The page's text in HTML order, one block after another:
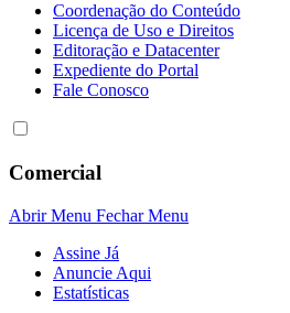
Coordenação do Conteúdo
Licença de Uso e Direitos
Editoração e Datacenter
Expediente do Portal
Fale Conosco
Comercial
Abrir Menu Fechar Menu
Assine Já
Anuncie Aqui
Estatísticas